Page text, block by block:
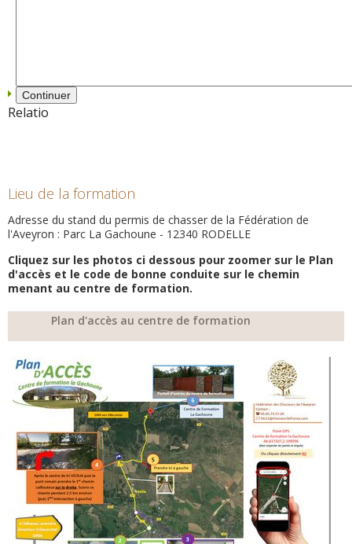
Relatio
Lieu de la formation
Adresse du stand du permis de chasser de la Fédération de
l'Aveyron : Parc La Gachoune - 12340 RODELLE
Cliquez sur les photos ci dessous pour zoomer sur le Plan
d'accès et le code de bonne conduite sur le chemin
menant au centre de formation.
Plan d'accès au centre de formation